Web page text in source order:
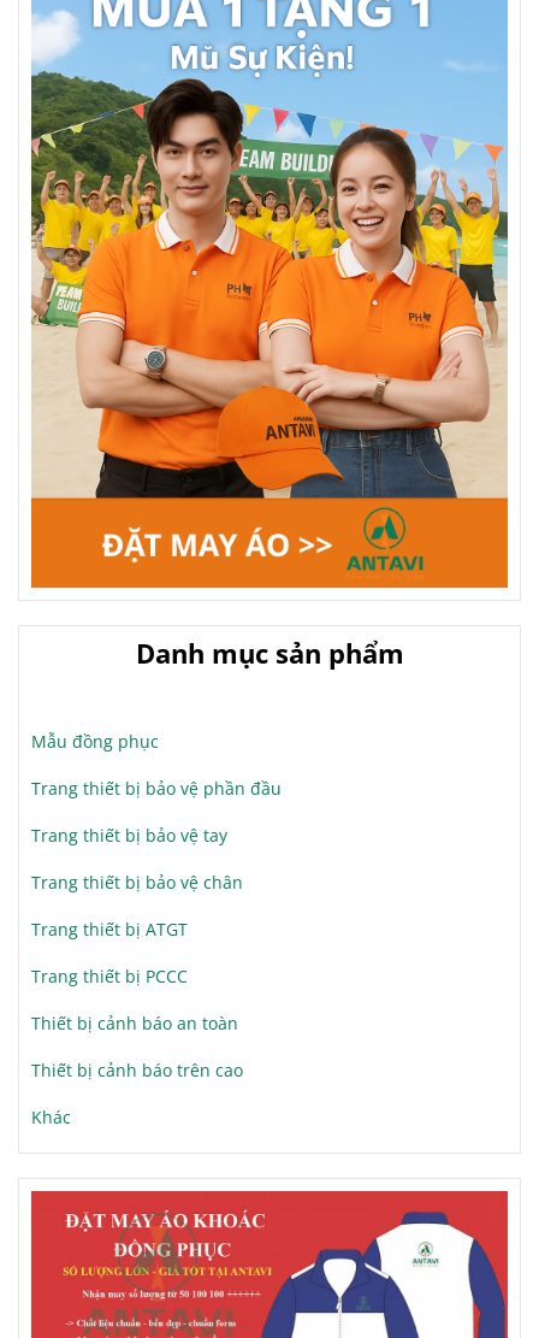
Danh mục sản phẩm
Mẫu đồng phục
Trang thiết bị bảo vệ phần đầu
Trang thiết bị bảo vệ tay
Trang thiết bị bảo vệ chân
Trang thiết bị ATGT
Trang thiết bị PCCC
Thiết bị cảnh báo an toàn
Thiết bị cảnh báo trên cao
Khác